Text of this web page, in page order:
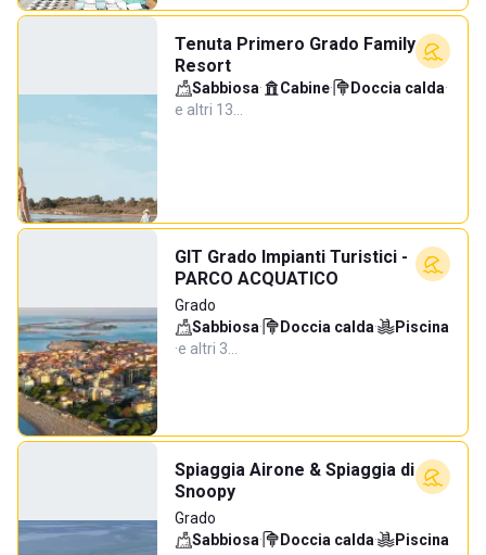
Tenuta Primero Grado Family
Resort
Sabbiosa· Cabine· Doccia calda·
e altri 13…
GIT Grado Impianti Turistici -
PARCO ACQUATICO
Grado
Sabbiosa· Doccia calda·
Piscina
·e altri 3…
Spiaggia Airone & Spiaggia di
Snoopy
Grado
Sabbiosa· Doccia calda·
Piscina